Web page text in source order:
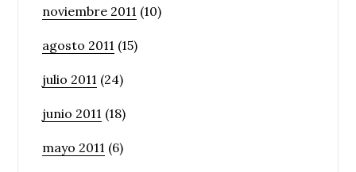
noviembre 2011 (10)
agosto 2011 (15)
julio 2011 (24)
junio 2011 (18)
mayo 2011 (6)